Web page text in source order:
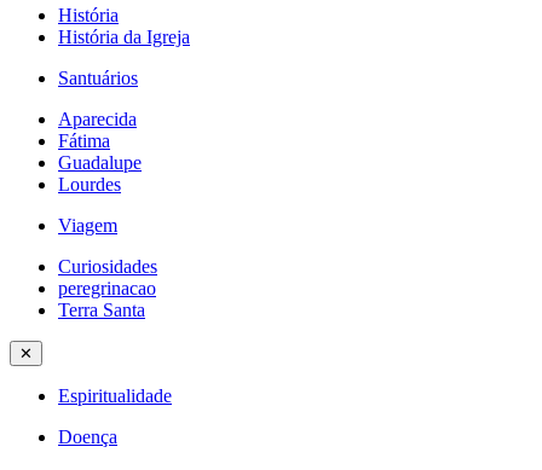
História
História da Igreja
Santuários
Aparecida
Fátima
Guadalupe
Lourdes
Viagem
Curiosidades
peregrinacao
Terra Santa
✕
Espiritualidade
Doença